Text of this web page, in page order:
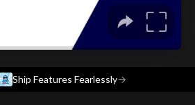
Ship Features Fearlessly→